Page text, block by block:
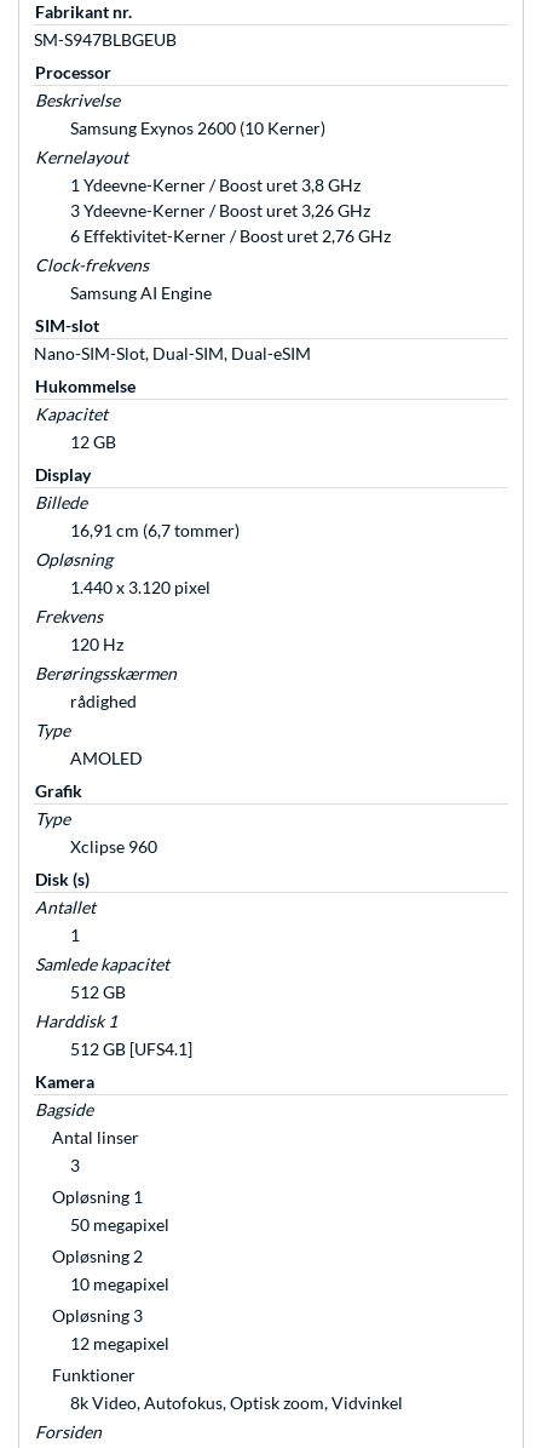
Fabrikant nr.
SM-S947BLBGEUB
Processor
Beskrivelse
Samsung Exynos 2600 (10 Kerner)
Kernelayout
1 Ydeevne-Kerner / Boost uret 3,8 GHz
3 Ydeevne-Kerner / Boost uret 3,26 GHz
6 Effektivitet-Kerner / Boost uret 2,76 GHz
Clock-frekvens
Samsung AI Engine
SIM-slot
Nano-SIM-Slot, Dual-SIM, Dual-eSIM
Hukommelse
Kapacitet
12 GB
Display
Billede
16,91 cm (6,7 tommer)
Opløsning
1.440 x 3.120 pixel
Frekvens
120 Hz
Berøringsskærmen
rådighed
Type
AMOLED
Grafik
Type
Xclipse 960
Disk (s)
Antallet
1
Samlede kapacitet
512 GB
Harddisk 1
512 GB [UFS4.1]
Kamera
Bagside
Antal linser
3
Opløsning 1
50 megapixel
Opløsning 2
10 megapixel
Opløsning 3
12 megapixel
Funktioner
8k Video, Autofokus, Optisk zoom, Vidvinkel
Forsiden